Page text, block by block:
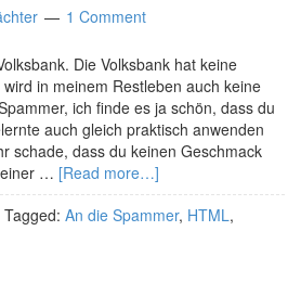
1 Comment
Die Volksbank hat keine
in meinem Restleben auch keine
ich finde es ja schön, dass du
auch gleich praktisch anwenden
schade, dass du keinen Geschmack
… [Read more…]
Tagged: An die Spammer, HTML,